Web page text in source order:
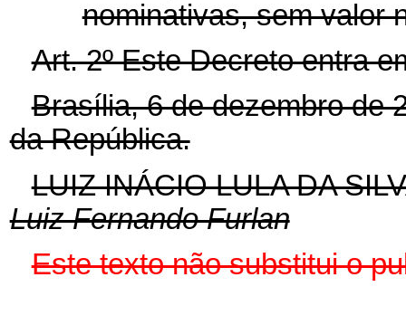
nominativas, sem valor
Art. 2º Este Decreto entra
Brasília, 6 de dezembro de
da República.
LUIZ INÁCIO LULA DA
Luiz Fernando Furlan
Este texto não substitui o